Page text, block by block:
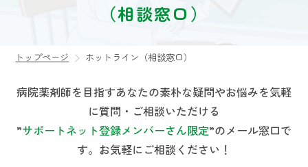
（相談窓口）
トップページ ホットライン（相談窓口）
病院薬剤師を目指すあなたの素朴な疑問やお悩みを気軽
に質問・ご相談いただける
”サポートネット登録メンバーさん限定”のメール窓口で
す。お気軽にご相談ください！